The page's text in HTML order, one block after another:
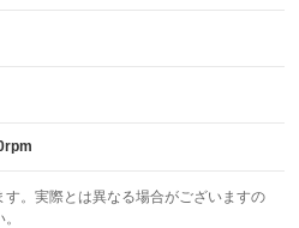
：装備なし
。実際とは異なる場合がございますの